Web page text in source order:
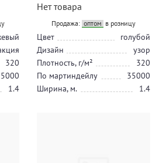
320
1.4
Нет товара
Продажа: оптом в розницу
Цвет
голубой
Дизайн
узор
Плотность, г/м²
320
По мартиндейлу
35000
Ширина, м.
1.4